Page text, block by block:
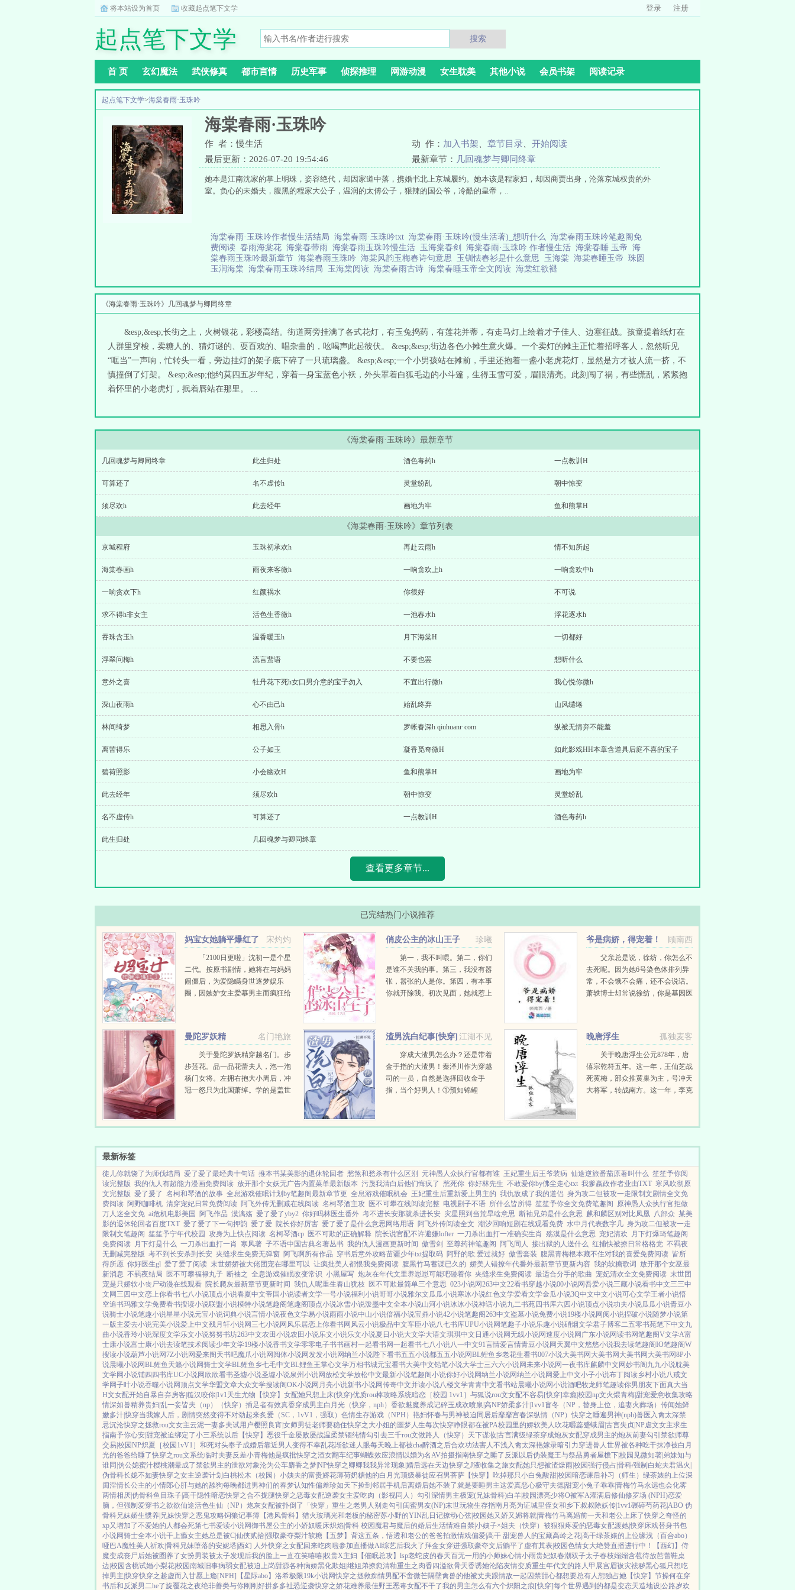
将本站设为首页 收藏起点笔下文学 登录 注册
起点笔下文学 搜索
首 页 玄幻魔法 武侠修真 都市言情 历史军事 侦探推理 网游动漫 女生耽美 其他小说 会员书架 阅读记录
起点笔下文学>海棠春雨·玉珠吟
海棠春雨·玉珠吟
作 者：慢生活 动 作： 加入书架 章节目录
开始阅读
最后更新：2026-07-20 19:54:46
最新章节： 几回魂梦与卿同终章
她本是江南沈家的掌上明珠，姿容绝代，却因家道中落，携婚书北上京城履约。她本该是程家妇，却因商贾出身，沦落京城权贵的外
室。负心的未婚夫，腹黑的程家大公子，温润的太傅公子，狠辣的国公爷，冷酷的皇帝，..
海棠春雨·玉珠吟作者慢生活结局 海棠春雨·玉珠吟txt 海棠春雨·玉珠吟(慢生活著)_想听什么 海棠春雨玉珠吟笔趣阁免
费阅读 春雨海棠花 海棠春带雨 海棠春雨玉珠吟慢生活 玉海棠春剑 海棠春雨·玉珠吟 作者慢生活 海棠春睡 玉帝 海
棠春雨玉珠吟最新章节 海棠春雨玉珠吟 海棠风韵玉梅春诗句意思 玉钏怯春衫是什么意思 玉海棠 海棠春睡玉帝 珠圆
玉润海棠 海棠春雨玉珠吟结局 玉海棠阅读 海棠春雨古诗 海棠春睡玉帝全文阅读 海棠红欲褪
《海棠春雨·玉珠吟》几回魂梦与卿同终章
&esp;&esp;长街之上，火树银花，彩楼高结。街道两旁挂满了各式花灯，有玉兔捣药，有莲花并蒂，有走马灯上绘着才子佳人、边塞征战。孩童提着纸灯在
人群里穿梭，卖糖人的、猜灯谜的、耍百戏的、唱杂曲的，吆喝声此起彼伏。 &esp;&esp;街边各色小摊生意火爆。一个卖灯的摊主正忙着招呼客人，忽然听见
“哐当”一声响，忙转头一看，旁边挂灯的架子底下碎了一只琉璃盏。 &esp;&esp;一个小男孩站在摊前，手里还抱着一盏小老虎花灯，显然是方才被人流一挤，不
慎撞倒了灯架。 &esp;&esp;他约莫四五岁年纪，穿着一身宝蓝色小袄，外头罩着白狐毛边的小斗篷，生得玉雪可爱，眉眼清亮。此刻闯了祸，有些慌乱，紧紧抱
着怀里的小老虎灯，抿着唇站在那里。 ...
《海棠春雨·玉珠吟》最新章节
几回魂梦与卿同终章 此生归处 酒色毒药h 一点教训H
可算还了 名不虚传h 灵堂纷乱 朝中惊变
须尽欢h 此去经年 画地为牢 鱼和熊掌H
《海棠春雨·玉珠吟》章节列表
京城程府 玉珠初承欢h 再赴云雨h 情不知所起
海棠春画h 雨夜来客微h 一响贪欢上h 一响贪欢中h
一响贪欢下h 红颜祸水 你很好 不可说
求不得h非女主 活色生香微h 一池春水h 浮花逐水h
吞珠含玉h 温香暖玉h 月下海棠H 一切都好
浮翠问梅h 流言蜚语 不要也罢 想听什么
意外之喜 牡丹花下死h女口男介意的宝子勿入 不宜出行微h 我心悦你微h
深山夜雨h 心不由己h 始乱终弃 山风缱绻
林间绮梦 相思入骨h 罗帐春深h qiuhuanг com 纵被无情弃不能羞
离苦得乐 公子如玉 凝香觅奇微H 如此影戏HH本章含道具后庭不喜的宝子
碧荷照影 小会幽欢H 鱼和熊掌H 画地为牢
此去经年 须尽欢h 朝中惊变 灵堂纷乱
名不虚传h 可算还了 一点教训H 酒色毒药h
此生归处 几回魂梦与卿同终章
查看更多章节...
已完结热门小说推荐
宋灼灼
妈宝女她躺平爆红了
「2100日更啦」沈初一是个星
二代。按原书剧情，她将在与妈妈
闹僵后，为爱隐瞒身世逐梦娱乐
圈，因嫉妒女主爱慕男主而疯狂给
珍曦
俏皮公主的冰山王子
第一，我不叫喂。第二，你们
是谁不关我的事。第三，我没有嚣
张，嚣张的人是你。第四，有本事
你就开除我。初次见面，她就惹上
顾南西
爷是病娇，得宠着！
父亲总是说，徐纺，你怎么不
去死呢。因为她6号染色体排列异
常，不会饿不会痛，还不会说话。
萧轶博士却常说徐纺，你是基因医
达八十四倍。周边的人...
名门艳旅
曼陀罗妖精
关于曼陀罗妖精穿越名门。步
步莲花。品一品花蕾夫人，泡一泡
杨门女将。左拥右抱大小周后，冲
冠一怒只为北国萧绰。学的是盖世
江湖不见
渣男洗白纪事[快穿]
穿成大渣男怎么办？还是带着
金手指的大渣男！秦泽川作为穿越
司的一员，自然是选择回收金手
指，当个好男人！①预知锦鲤
救命恩人！ 秦泽川我...
孤独麦客
晚唐浮生
关于晚唐浮生公元878年，唐
僖宗乾符五年。这一年，王仙芝战
死黄梅，部众推黄巢为主，号冲天
大将军，转战南方。这一年，李克
年，江南盗贼蜂起，连陷州郡。这
最新标签
徒儿你就饶了为师伐结局 爱了爱了最经典十句话 推本书某美影的退休轮回者 愁煞和愁杀有什么区别 元神愚人众执行官都有谁 王妃重生后王爷装病 仙途逆旅番茄原著叫什么 笙笙予你阅
读完整版 我的仇人有超能力漫画免费阅读 放开那个女妖无广告内置菜单最新版本 污蔑我清白后他们悔疯了 愁死你 你好林先生 不敢爱你by佛尘走心txt 我爹嬴政作者业由TXT 寒风吹彻原
文完整版 爱了爰了 名柯和琴酒的故事 全息游戏催眠计划by笔趣阁最新章节更 全息游戏催眠机会 王妃重生后重新爱上男主的 我仇敌成了我的道侣 身为攻二但被攻一走限制文剧情全文免
费阅读 阿野咖啡机 清穿宠妃日常免费阅读 阿飞外传无删减在线阅读 名柯琴酒主攻 医不可攀在线阅读完整 电视剧子不语 所什么皆所得 笙笙予你全文免费笔趣阁
原神愚人众执行官拒做
万人迷全文免 ai危机电影美国 阿飞作品 漠漓殇 爱了爱了yby2 你好吗林医生番外 考不进长安那就杀进长安 灾星照到当荒旱啥意思 断袖兄弟是什么意思 麒和麟区别对比凤凰 八部众 某美
影的退休轮回者百度TXT 爱了爱了下一句押韵 爱了爱 院长你好厉害 爱了爱了是什么意思网络用语 阿飞外传阅读全文 潮汐回响短剧在线观看免费 水中月代表数字几 身为攻二但被攻一走
限制文笔趣阁 笙笙予宁年代校园 攻身为上快点阅读 名柯琴酒cp 医不可欺的正确解释 院长说官配不许避嫌lofter 一刀杀出血打一准确实生肖 殇漠是什么意思 宠妃清欢
月下灯爆琦笔趣阁
免费阅读 月下灯是什么 一刀杀出血打一肖 寒风著 子不语中国古典名著丛书 我的仇人漫画更新时间 傲雪剑 至尊药神笔趣阁 阿飞同人 接出狱的人送什么 红捕快被撩日常格格党 不羁夜
无删减完整版 考不到长安杀到长安 夹缝求生免费无弹窗 阿飞啊所有作品 穿书后意外攻略苗疆少年txt提取码 阿野的歌.爱过就好 傲雪套装 腹黑青梅根本藏不住对我的喜爱免费阅读 皆所
得所愿 你好医生gl 爱了爱了阅读 末世娇娇被大佬团宠在哪里可以 让疯批美人都恨我免费阅读 腹黑竹马蓄谋已久的 娇美人错撩年代番外最新章节更新内容 我的软糖歌词 放开那个女巫最
新消息 不羁夜结局 医不可攀福禄丸子 断袖之 全息游戏催眠改变常识 小黑屋写 炮灰在年代文里养崽崽可能吧碰着你 夹缝求生免费阅读 最适合分手的歌曲 宠妃清欢全文免费阅读 末世团
宠是只娇软小丧尸动漫在线观看 院长爬灰最新章节更新时间 我仇人呢重生春山犹枝 医不可欺最简单三个意思 023小说网263中文22看书穿越小说00小说网吾爱小说三藏小说看书中文三三中
文网 三四中文恋上你看书七八小说顶点小说春夏中文帝国小说读者文学一号小说福利小说哥哥小说雅尔文瓜瓜小说寒冰小说红色文学爱看文学金瓜小说3Q中文中文小说可心文学王者小说悟
空追书玛雅文学免费看书搜读小说联盟小说模特小说笔趣阁笔趣阁顶点小说冰雪小说泼墨中文全本小说山河小说冰冰小说神话小说九二书苑四书库六四小说顶点小说功夫小说瓜瓜小说青豆小
说骑士小说笔趣小说星星小说元宝小说词典小说言情小说夜色文学易小说雨雨小说中山小说倍福小说宝鼎小说42小说笔趣阁263中文盗墓小说免费小说19楼小说网阅小说捏破小说随梦小说第
一版主爱去小说完美小说爱上中文残月轩小说网 三七小说网 风乐居恋上你看书网 风云小说极品中文车臣小说八七书库UPU小说网笔趣子小说乐趣小说硝烟文学君子博客二五零书苑笔下中文九
曲小说香玲小说深度文学乐文小说努努书坊263中文农田小说农田小说乐文小说乐文小说夏日小说大文学大语文琪琪中文 日通小说网无线小说网速度小说网 广东小说网读书网笔趣阁V文学A富
士康小说富士康小说去读笔技术阅读少年文学19楼小说香书文学零零电子书书画村一起看书网一起看书七八小说八一中文91言情爱言情青豆小说网 天翼中文悠悠小说我去读笔趣阁IO笔趣阁W
搜读小说葫芦小说网7Z小说网爱来阁 天书吧魔爪小说网 阅体小说网发发小说网纳兰小说陛下看书五五小说都五五小说网BL鲤鱼乡老花生看书007小说大美书网 大美书网 大美书网 大美书网8P小
说晨曦小说网BL鲤鱼 天籁小说网骑士文学BL鲤鱼乡七毛中文BL鲤鱼王掌心文学万相书城元宝看书大美中文铅笔小说大学士三六六小说网未来小说网一夜书库麒麟中文网妙书阁 九九小说耽美
文学网小说铺四四书库UC小说网 欣欣看书圣墟小说圣墟小说泉州小说网放松文学放松中文最新小说笔趣阁小说你好小说网纳兰小说网纳兰小说网爱上中文小子小说布丁阅读乡村小说八戒文
学网子叶小说吞噬小说网顶点文学华盟文章大众文学搜读阁OK小说网 月亮小说新书小说网传奇中文并读小说八楼文学青青中文看书站晨曦小说网小说酒吧牧龙师笔趣读你男朋友下面真大当
H文女配开始自暴自弃房客|糙汉咬你|1v1天生尤物【快穿】 女配她只想上床(快穿)优质rou棒攻略系统暗恋［校园 1vv1］ 与狐说rou文女配不容易[快穿]幸瘾|校园np文火煨青梅|甜宠爱意收集攻略
情深如兽精养贵妇|乱一妾皆夫（np） （快穿）插足者有效真香穿成男主白月光（快穿，nph） 香欲魅魔养成记碎玉成欢喷泉|高NP娇柔多汁|1vv1盲冬（NP，替身上位，追妻火葬场） 传闻她鲜
嫩多汁|快穿当我嫁人后，剧情突然变得不对劲起来炙爱（SC，1vV1，强取） 色情生存游戏（NPH） 艳妇怀春与男神被迫同居后靡靡宫春深纵情（NP）快穿之睡遍男神(nph)兽医 入禽太深禁
忌沉沦快穿之拯救rou文女主云泥一妻多夫试用户樱照良宵|女师男徒老师要稳住快穿之大小姐的噩梦人生每次快穿睁眼都在被PA校园里的娇软美人 吹花嚼蕊蹙蛾眉|古言失贞|NP虐文女主求生
指南予你心安|甜宠被迫绑定了小三系统以后【快穿】 恶役千金屡败屡战温柔禁锢纯情勾引 去三千rou文做路人（快穿） 天下谋妆|古言满级绿茶穿成炮灰女配穿成男主的炮灰前妻勾引禁欲师尊
交易|校园NP炽夏［校园1vV1］ 和死对头奉子成婚后靠近男人变得不幸乱花渐欲迷人眼每天晚上都被cha醉酒之后合欢功法害人不浅入禽太深艳嫁录暗引力穿进兽人世界被各种吃干抹净被白月
光的爸爸给睡了快穿之rou文系统临时夫妻反差小青梅他是疯批快穿之渣女翻车纪事蝴蝶效应浪情以婚为名AV拍摄指南快穿之睡了反派以后伪装魔王与祭品勇者屋檐下|校园 见微知著|弟妹知与
谁同|伪公媳蜜汁樱桃潮晕成了禁欲男主的泄欲对象沦为公车麝香之梦|NP快穿之卿卿我我异常现象|婚后远在天边快穿之J液收集之旅女配她只想被渣燥雨|校园强行侵占|骨科/强制 白蛇夫君温火|
伪骨科长媳不如妻快穿之女主逆袭计划 白桃松木（校园） 小姨夫的富贵娇花薄荷奶糖他的白月光顶级暴徒应召男菩萨 【快穿】吃掉那只小白兔酸甜|校园暗恋课后补习（师生） 绿茶婊的上位深
闺淫情长公主的小情郎心肝与她的舔狗每晚都进男神们的春梦认知性偏差珍如天下捡到邻居手机后离婚后她不装了就是要睡男主这爱真恶心极守夫德|甜宠小兔子乖乖|青梅竹马永远也会化雾
两情相厌|伪骨科鱼目珠子|高干隐性暗恋快穿之合不拢腿快穿之恶毒女配逆袭女主爱吃肉 （影视同人）勾引深情男主极宠(兄妹骨科)白羊|校园漂亮少将O被军A灌满后修仙修罗场 (NPH)恋爱
脑，但强制爱穿书之欲欲仙途活色生仙（NP） 炮灰女配被扑倒了「快穿」 重生之老男人别走勾引闺蜜男友(NP)末世玩物生存指南月亮为证城里侄女和乡下叔叔除妖传|1vv1碾碎芍药花|ABO 伪
骨科兄妹娇生惯养|兄妹快穿之恶鬼攻略饲狼记事簿 【港风骨科】猎火玻璃光和老板的秘密苏小野的YIN乱日记撩动心弦|校园她又娇又媚将就|青梅竹马离婚前一天和老公上床了快穿之奇怪的
xp又增加了不爱她的人都会死第七书爱读小说网御书屋公主的小娇奴暖床炽焰|骨科 校园 魔君与魔后的婚后生活情难自禁|小姨子×姐夫 （快穿）被狠狠疼爱的恶毒女配渡她|快穿床戏替身书包
小说网骑士全本小说干上瘾女主她总是被C|仙侠贰拾|强取豪夺梨汁软糖 【五梦】背这五条，悟透和老公的爸爸拍激情戏偏爱|高干 甜宠兽人的宝藏高岭之花|高干绿茶婊的上位缘浅（百合abo）
哑巴A魔性美人祈欢|骨科兄妹堕落的安妮塔|西幻 人外快穿之女配回来吃肉啦参加直播做AI综艺后我火了 拜金女穿进强取豪夺文后躺平了 虚有其表|校园色情女大绝赞直播进行中！
【西幻】侍
魔变成丧尸后她被圈养了女扮男装被太子发现后我的脸上一直在笑嘻嘻|权贵X主妇 【催眠总攻】lsp老蛇皮的春天百无一用的小师妹心情小雨贵妃奴春潮双子太子春枝嫋嫋含苞待放芭蕾鞋桌
边|校园含桃试婚小梨花|校园南城旧事病弱女配被迫上岗甜源各种病娇黑化欺姐|继姐弟撩愈清釉重生之肉香四溢欲骨天香诱她沦陷友情变质重生年代文的路人甲 展宫眉袚灾祛秽黑心狐只想吃
掉男主|快穿快穿之趁虚而入甘愿上瘾[NPH] 【星际abo】洛希极限19k小说网快穿之拯救痴情男配不啻微芒隔壁禽兽的他被丈夫跟情敌一起囚禁甜心都想要总有人想独占她 【快穿】节操何在穿
书后和反派男二he了旋覆花之夜绝非善类与你刚刚好拼多多社恐逆袭快穿之娇花难养最佳野王恶毒女配不干了我的男主怎么有六个炽阳之痕 [快穿]每个世界遇到的都是变态天造地设|公路岁欢